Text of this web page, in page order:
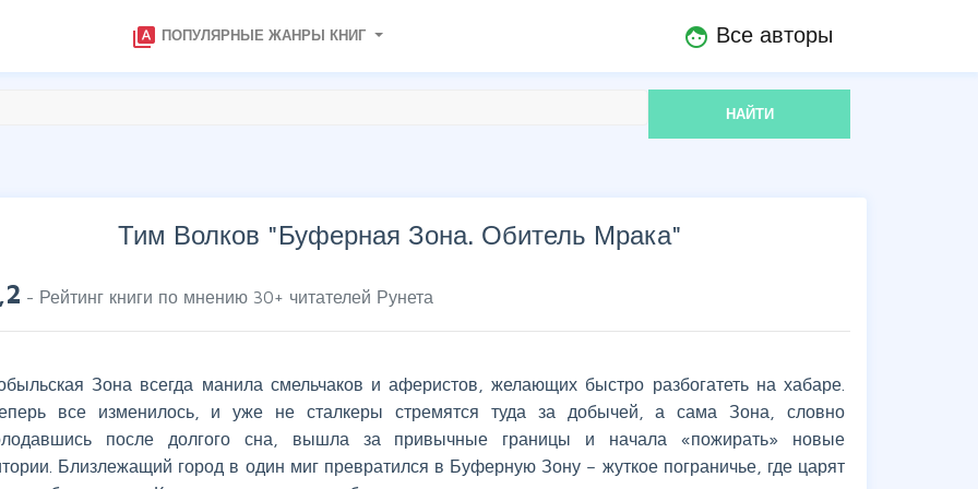
type_specimen ПОПУЛЯРНЫЕ ЖАНРЫ КНИГ face Все авторы
НАЙТИ
Тим Волков "Буферная Зона. Обитель Мрака"
- Рейтинг книги по мнению 30+ читателей Рунета
Зона всегда манила смельчаков и аферистов, желающих быстро разбогатеть на хабаре.
все изменилось, и уже не сталкеры стремятся туда за добычей, а сама Зона, словно
после долгого сна, вышла за привычные границы и начала «пожирать» новые
Близлежащий город в один миг превратился в Буферную Зону – жуткое пограничье, где царят